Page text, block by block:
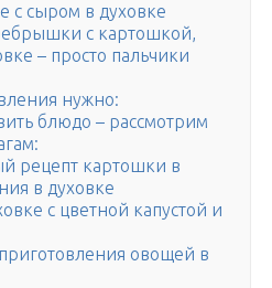
с сыром в духовке
с картошкой,
– просто пальчики
нужно:
блюдо – рассмотрим
рецепт картошки в
в духовке
с цветной капустой и
овощей в